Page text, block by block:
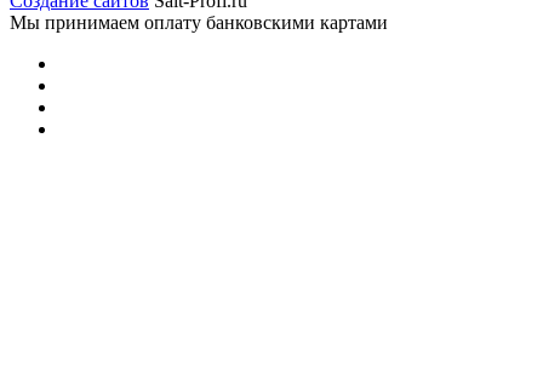
Мы принимаем оплату банковскими картами